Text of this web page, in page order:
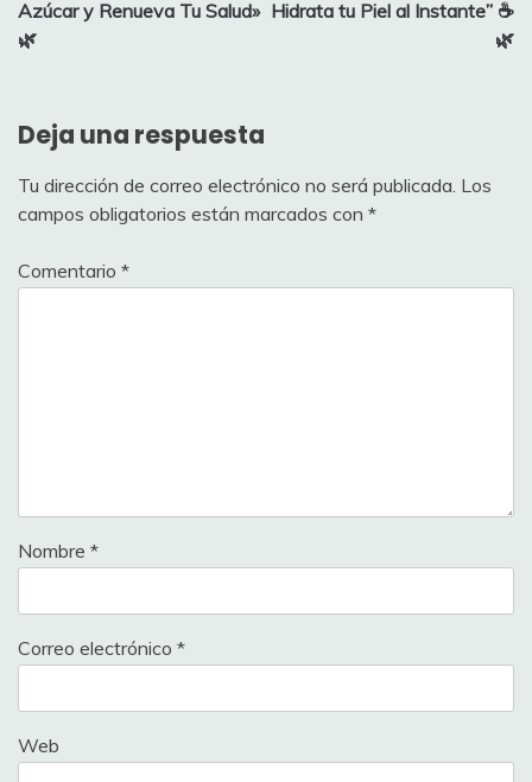
entradas
Azúcar y Renueva Tu Salud»
🌿
Hidrata tu Piel al Instante” ☕
🌿
Deja una respuesta
Tu dirección de correo electrónico no será publicada. Los
campos obligatorios están marcados con *
Comentario *
Nombre *
Correo electrónico *
Web